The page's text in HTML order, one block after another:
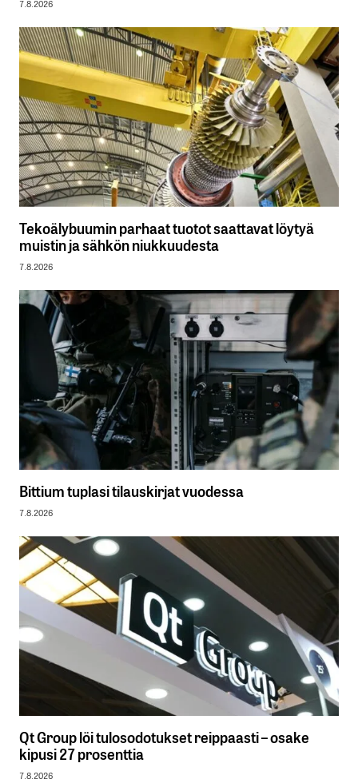
7.8.2026
Tekoälybuumin parhaat tuotot saattavat löytyä
muistin ja sähkön niukkuudesta
7.8.2026
Bittium tuplasi tilauskirjat vuodessa
7.8.2026
Qt Group löi tulosodotukset reippaasti – osake
kipusi 27 prosenttia
7.8.2026